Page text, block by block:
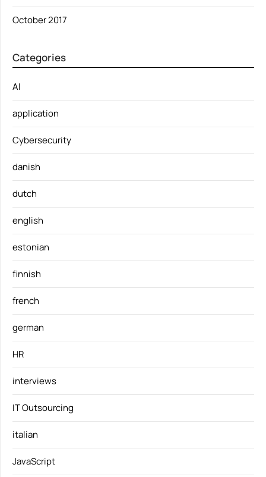
October 2017
Categories
AI
application
Cybersecurity
danish
dutch
english
estonian
finnish
french
german
HR
interviews
IT Outsourcing
italian
JavaScript